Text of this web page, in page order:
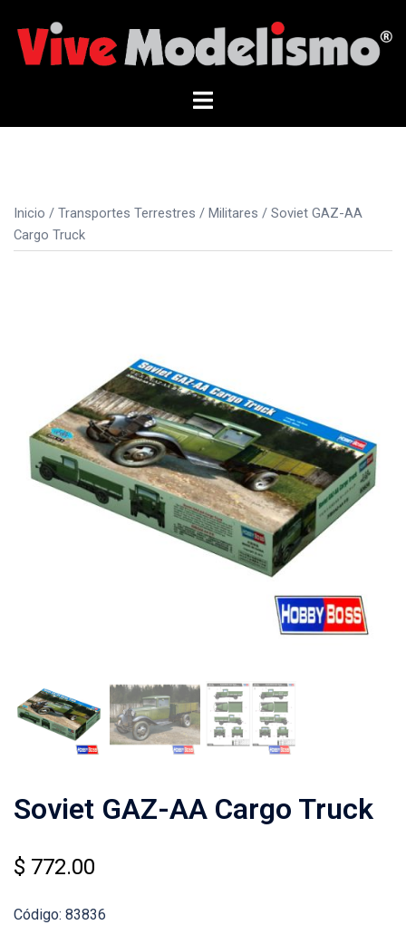
contenido
Alternar
Inicio / Transportes Terrestres / Militares / Soviet GAZ-AA
Cargo Truck
Soviet GAZ-AA Cargo Truck
$ 772.00
Código: 83836